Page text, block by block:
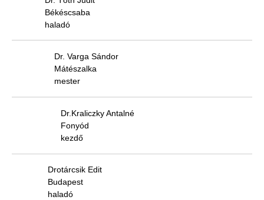
Békéscsaba
haladó
Dr. Varga Sándor
Mátészalka
mester
Dr.Kraliczky Antalné
Fonyód
kezdő
Drotárcsik Edit
Budapest
haladó